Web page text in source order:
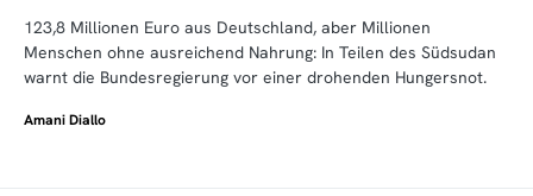
123,8 Millionen Euro aus Deutschland, aber Millionen
Menschen ohne ausreichend Nahrung: In Teilen des Südsudan
warnt die Bundesregierung vor einer drohenden Hungersnot.
Amani Diallo